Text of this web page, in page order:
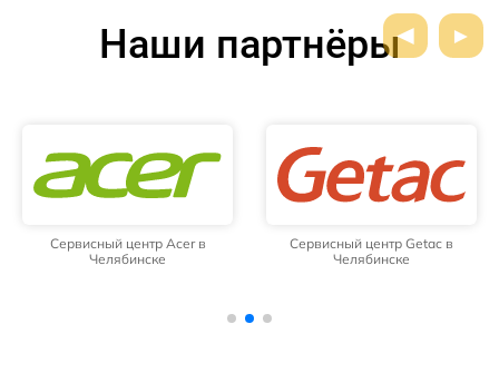
Наши партнёры
Сервисный центр Acer в
Челябинске
Сервисный центр Getac в
Челябинске